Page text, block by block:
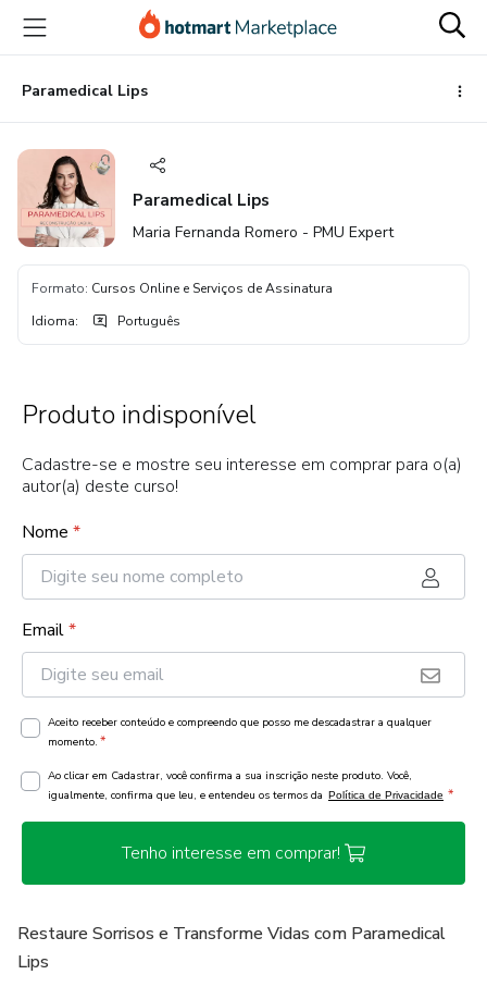
para
conteúdo
principal
para
pagamento
para
rodapé
Paramedical Lips
Paramedical Lips
Maria Fernanda Romero - PMU Expert
Formato: Cursos Online e Serviços de Assinatura
Idioma: Português
Produto indisponível
Cadastre-se e mostre seu interesse em comprar para o(a)
autor(a) deste curso!
Nome *
Email*
Aceito receber conteúdo e compreendo que posso me descadastrar a qualquer
momento. *
Ao clicar em Cadastrar, você confirma a sua inscrição neste produto. Você,
igualmente, confirma que leu, e entendeu os termos da Política de Privacidade *
Tenho interesse em comprar!
Restaure Sorrisos e Transforme Vidas com Paramedical
Lips